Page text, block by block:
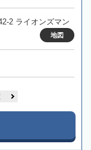
2 ライオンズマン
地図